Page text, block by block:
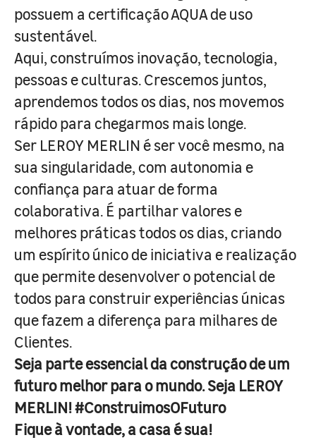
possuem a certificação AQUA de uso
sustentável.
Aqui, construímos inovação, tecnologia,
pessoas e culturas. Crescemos juntos,
aprendemos todos os dias, nos movemos
rápido para chegarmos mais longe.
Ser LEROY MERLIN é ser você mesmo, na
sua singularidade, com autonomia e
confiança para atuar de forma
colaborativa. É partilhar valores e
melhores práticas todos os dias, criando
um espírito único de iniciativa e realização
que permite desenvolver o potencial de
todos para construir experiências únicas
que fazem a diferença para milhares de
Clientes.
Seja parte essencial da construção de um
futuro melhor para o mundo. Seja LEROY
MERLIN! #ConstruimosOFuturo
Fique à vontade, a casa é sua!